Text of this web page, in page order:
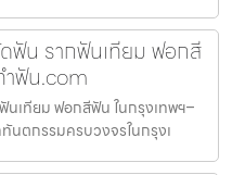
ฟัน รากฟันเทียม ฟอกสี
ฟัน.com
เทียม ฟอกสีฟัน ในกรุงเทพฯ–
ตกรรมครบวงจรในกรุงเ